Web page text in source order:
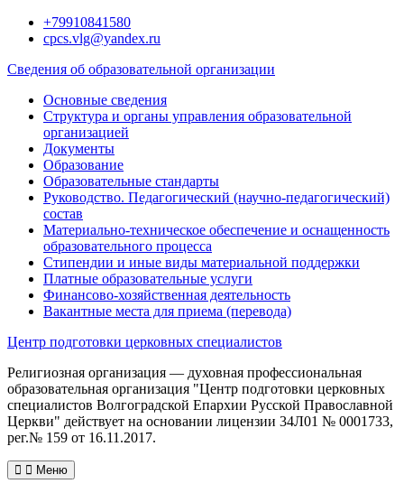
Перейти+79910841580
cpcs.vlg@yandex.ru
Сведения об образовательной организации
Основные сведения
Структура и органы управления образовательной
организацией
Документы
Образование
Образовательные стандарты
Руководство. Педагогический (научно-педагогический)
состав
Материально-техническое обеспечение и оснащенность
образовательного процесса
Стипендии и иные виды материальной поддержки
Платные образовательные услуги
Финансово-хозяйственная деятельность
Вакантные места для приема (перевода)
Центр подготовки церковных специалистов
Религиозная организация — духовная профессиональная
образовательная организация "Центр подготовки церковных
специалистов Волгоградской Eпархии Русской Православной
Церкви" действует на основании лицензии 34Л01 № 0001733,
рег.№ 159 от 16.11.2017.
Меню